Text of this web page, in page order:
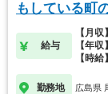
もしている町
給与
【月
【年
【時
勤務地 広島県